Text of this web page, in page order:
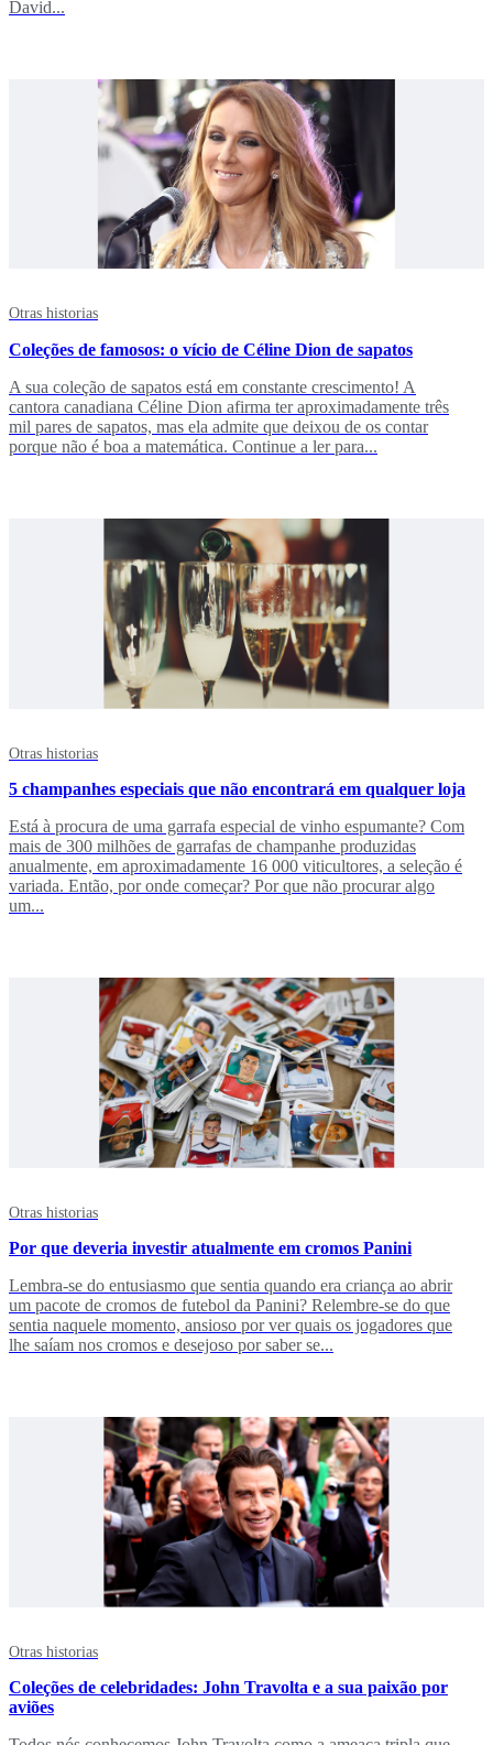
David...
Otras historias
Coleções de famosos: o vício de Céline Dion de sapatos
A sua coleção de sapatos está em constante crescimento! A
cantora canadiana Céline Dion afirma ter aproximadamente três
mil pares de sapatos, mas ela admite que deixou de os contar
porque não é boa a matemática. Continue a ler para...
Otras historias
5 champanhes especiais que não encontrará em qualquer loja
Está à procura de uma garrafa especial de vinho espumante? Com
mais de 300 milhões de garrafas de champanhe produzidas
anualmente, em aproximadamente 16 000 viticultores, a seleção é
variada. Então, por onde começar? Por que não procurar algo
um...
Otras historias
Por que deveria investir atualmente em cromos Panini
Lembra-se do entusiasmo que sentia quando era criança ao abrir
um pacote de cromos de futebol da Panini? Relembre-se do que
sentia naquele momento, ansioso por ver quais os jogadores que
lhe saíam nos cromos e desejoso por saber se...
Otras historias
Coleções de celebridades: John Travolta e a sua paixão por
aviões